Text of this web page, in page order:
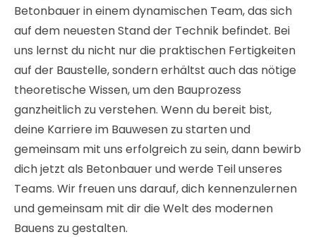
Betonbauer in einem dynamischen Team, das sich
auf dem neuesten Stand der Technik befindet. Bei
uns lernst du nicht nur die praktischen Fertigkeiten
auf der Baustelle, sondern erhältst auch das nötige
theoretische Wissen, um den Bauprozess
ganzheitlich zu verstehen. Wenn du bereit bist,
deine Karriere im Bauwesen zu starten und
gemeinsam mit uns erfolgreich zu sein, dann bewirb
dich jetzt als Betonbauer und werde Teil unseres
Teams. Wir freuen uns darauf, dich kennenzulernen
und gemeinsam mit dir die Welt des modernen
Bauens zu gestalten.